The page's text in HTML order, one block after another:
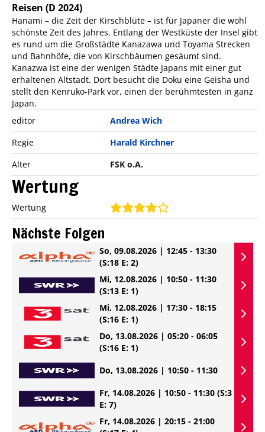
Reisen (D 2024)
Hanami – die Zeit der Kirschblüte – ist für Japaner die wohl
schönste Zeit des Jahres. Entlang der Westküste der Insel gibt
es rund um die Großstädte Kanazawa und Toyama Strecken
und Bahnhöfe, die von Kirschbäumen gesäumt sind.
Kanazwa ist eine der wenigen Städte Japans mit einer gut
erhaltenen Altstadt. Dort besucht die Doku eine Geisha und
stellt den Kenruko-Park vor, einen der berühmtesten in ganz
Japan.
editor
Andrea Wich
Regie
Harald Kirchner
Alter
FSK o.A.
Wertung
Wertung
Nächste Folgen
So, 09.08.2026 | 12:45 - 13:30
(S:18 E: 2)
Mi, 12.08.2026 | 10:50 - 11:30
(S:13 E: 1)
Mi, 12.08.2026 | 17:30 - 18:15
(S:16 E: 1)
Do, 13.08.2026 | 05:20 - 06:05
(S:16 E: 1)
Do, 13.08.2026 | 10:50 - 11:30
Fr, 14.08.2026 | 10:50 - 11:30 (S:3
E: 7)
Fr, 14.08.2026 | 20:15 - 21:00